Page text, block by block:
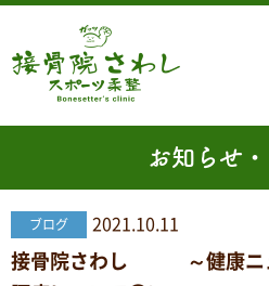
お知らせ
ブログ 2021.10.11
接骨院さわし ～健康ニュ